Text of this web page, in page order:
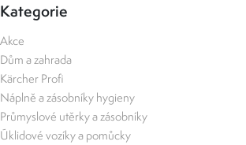
Kategorie
Akce
Dům a zahrada
Kärcher Profi
Náplně a zásobníky hygieny
Průmyslové utěrky a zásobníky
Úklidové vozíky a pomůcky